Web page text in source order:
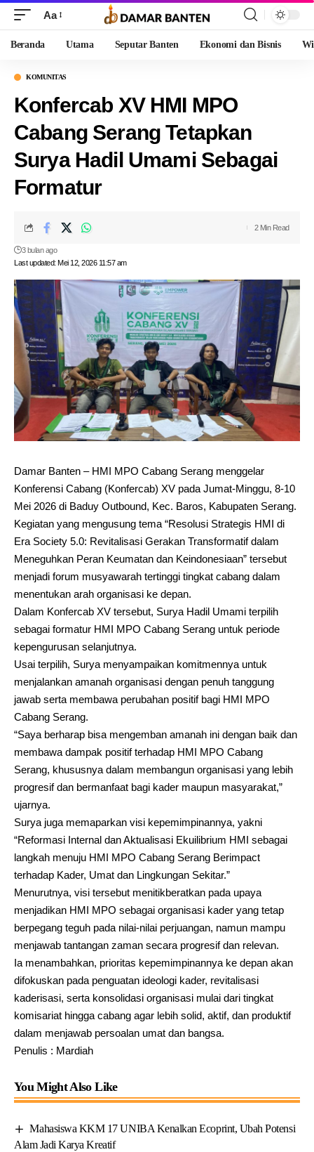
Aa
Beranda Utama Seputar Banten Ekonomi dan Bisnis
KOMUNITAS
Konfercab XV HMI MPO
Cabang Serang Tetapkan
Surya Hadil Umami Sebagai
Formatur
Last updated: Mei 12, 2026 11:57 am
3 bulan ago
2 Min Read
Damar Banten – HMI MPO Cabang Serang menggelar
Konferensi Cabang (Konfercab) XV pada Jumat-Minggu, 8-10
Mei 2026 di Baduy Outbound, Kec. Baros, Kabupaten Serang.
Kegiatan yang mengusung tema “Resolusi Strategis HMI di
Era Society 5.0: Revitalisasi Gerakan Transformatif dalam
Meneguhkan Peran Keumatan dan Keindonesiaan” tersebut
menjadi forum musyawarah tertinggi tingkat cabang dalam
menentukan arah organisasi ke depan.
Dalam Konfercab XV tersebut, Surya Hadil Umami terpilih
sebagai formatur HMI MPO Cabang Serang untuk periode
kepengurusan selanjutnya.
Usai terpilih, Surya menyampaikan komitmennya untuk
menjalankan amanah organisasi dengan penuh tanggung
jawab serta membawa perubahan positif bagi HMI MPO
Cabang Serang.
“Saya berharap bisa mengemban amanah ini dengan baik dan
membawa dampak positif terhadap HMI MPO Cabang
Serang, khususnya dalam membangun organisasi yang lebih
progresif dan bermanfaat bagi kader maupun masyarakat,”
ujarnya.
Surya juga memaparkan visi kepemimpinannya, yakni
“Reformasi Internal dan Aktualisasi Ekuilibrium HMI sebagai
langkah menuju HMI MPO Cabang Serang Berimpact
terhadap Kader, Umat dan Lingkungan Sekitar.”
Menurutnya, visi tersebut menitikberatkan pada upaya
menjadikan HMI MPO sebagai organisasi kader yang tetap
berpegang teguh pada nilai-nilai perjuangan, namun mampu
menjawab tantangan zaman secara progresif dan relevan.
Ia menambahkan, prioritas kepemimpinannya ke depan akan
difokuskan pada penguatan ideologi kader, revitalisasi
kaderisasi, serta konsolidasi organisasi mulai dari tingkat
komisariat hingga cabang agar lebih solid, aktif, dan produktif
dalam menjawab persoalan umat dan bangsa.
Penulis : Mardiah
You Might Also Like
Mahasiswa KKM 17 UNIBA Kenalkan Ecoprint, Ubah Potensi
Alam Jadi Karya Kreatif